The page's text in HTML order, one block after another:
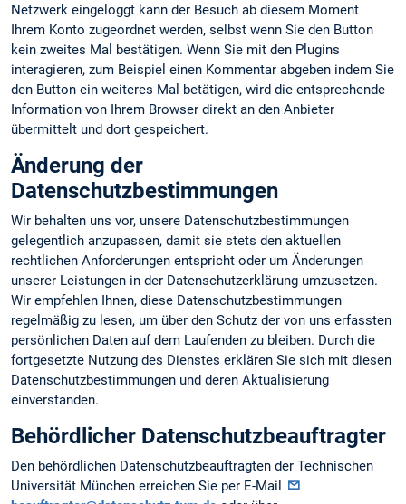
Netzwerk eingeloggt kann der Besuch ab diesem Moment
Ihrem Konto zugeordnet werden, selbst wenn Sie den Button
kein zweites Mal bestätigen. Wenn Sie mit den Plugins
interagieren, zum Beispiel einen Kommentar abgeben indem Sie
den Button ein weiteres Mal betätigen, wird die entsprechende
Information von Ihrem Browser direkt an den Anbieter
übermittelt und dort gespeichert.
Änderung der
Datenschutzbestimmungen
Wir behalten uns vor, unsere Datenschutzbestimmungen
gelegentlich anzupassen, damit sie stets den aktuellen
rechtlichen Anforderungen entspricht oder um Änderungen
unserer Leistungen in der Datenschutzerklärung umzusetzen.
Wir empfehlen Ihnen, diese Datenschutzbestimmungen
regelmäßig zu lesen, um über den Schutz der von uns erfassten
persönlichen Daten auf dem Laufenden zu bleiben. Durch die
fortgesetzte Nutzung des Dienstes erklären Sie sich mit diesen
Datenschutzbestimmungen und deren Aktualisierung
einverstanden.
Behördlicher Datenschutzbeauftragter
Den behördlichen Datenschutzbeauftragten der Technischen
Universität München erreichen Sie per E-Mail